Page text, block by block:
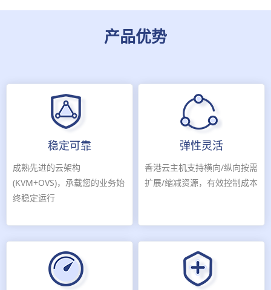
产品优势
稳定可靠
成熟先进的云架构
(KVM+OVS)，承载您的业务始
终稳定运行
弹性灵活
香港云主机支持横向/纵向按需
扩展/缩减资源，有效控制成本